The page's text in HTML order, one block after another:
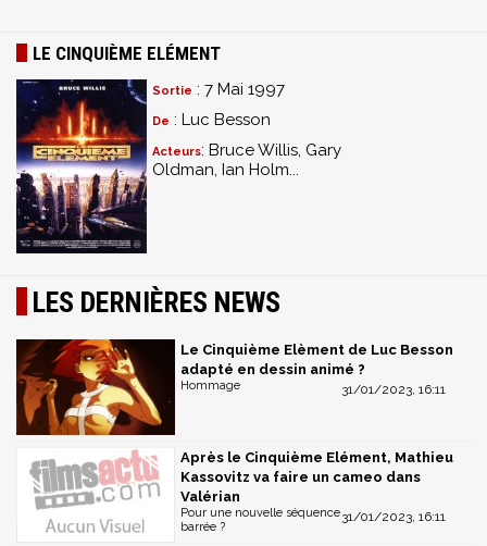
LE CINQUIÈME ELÉMENT
Sortie : 7 Mai 1997
De : Luc Besson
Acteurs: Bruce Willis, Gary
Oldman, Ian Holm...
LES DERNIÈRES NEWS
Le Cinquième Elèment de Luc Besson
adapté en dessin animé ?
31/01/2023, 16:11
Hommage
Après le Cinquième Elément, Mathieu
Kassovitz va faire un cameo dans
Valérian
31/01/2023, 16:11
Pour une nouvelle séquence
barrée ?